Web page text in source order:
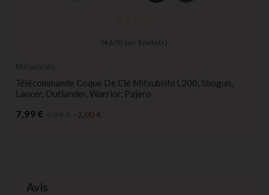
(4,6 / 5) sur 5 note(s)
Mitsubishi
Télécommande Coque De Clé Mitsubishi L200, Shogun,
Lancer, Outlander, Warrior, Pajero
7,99 € -2,00 €
Avis